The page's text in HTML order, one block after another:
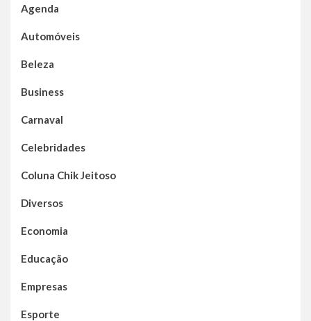
Agenda
Automóveis
Beleza
Business
Carnaval
Celebridades
Coluna Chik Jeitoso
Diversos
Economia
Educação
Empresas
Esporte